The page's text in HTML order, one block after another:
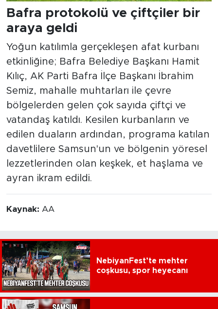
Bafra protokolü ve çiftçiler bir
araya geldi
Yoğun katılımla gerçekleşen afat kurbanı
etkinliğine; Bafra Belediye Başkanı Hamit
Kılıç, AK Parti Bafra İlçe Başkanı İbrahim
Semiz, mahalle muhtarları ile çevre
bölgelerden gelen çok sayıda çiftçi ve
vatandaş katıldı. Kesilen kurbanların ve
edilen duaların ardından, programa katılan
davetlilere Samsun'un ve bölgenin yöresel
lezzetlerinden olan keşkek, et haşlama ve
ayran ikram edildi.
Kaynak: AA
NebiyanFest’te mehter
coşkusu, spor heyecanı